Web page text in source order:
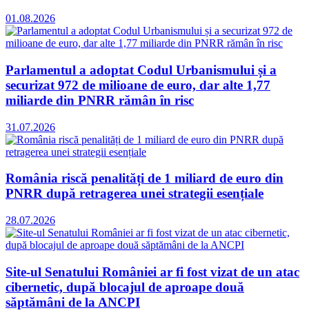
01.08.2026
Parlamentul a adoptat Codul Urbanismului și a
securizat 972 de milioane de euro, dar alte 1,77
miliarde din PNRR rămân în risc
31.07.2026
România riscă penalități de 1 miliard de euro din
PNRR după retragerea unei strategii esențiale
28.07.2026
Site-ul Senatului României ar fi fost vizat de un atac
cibernetic, după blocajul de aproape două
săptămâni de la ANCPI